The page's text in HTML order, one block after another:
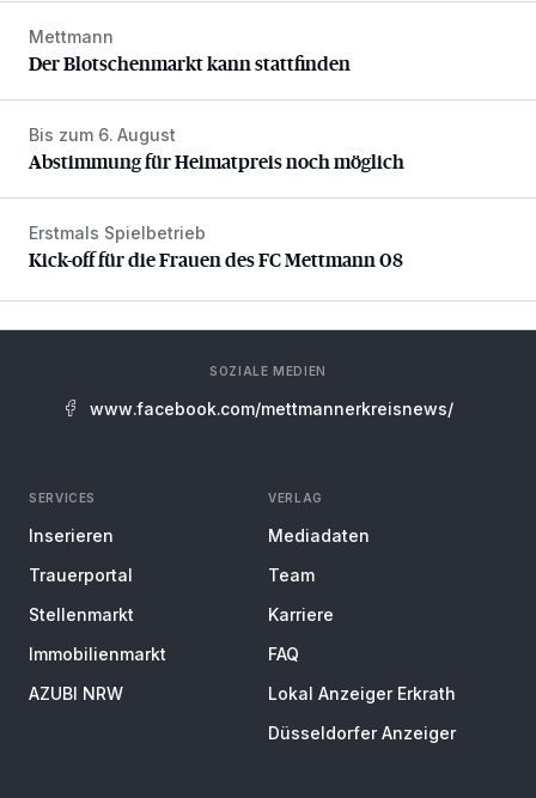
Der Blotschenmarkt kann stattfinden
Mettmann
Der Blotschenmarkt kann stattfinden
Abstimmung für Heimatpreis noch möglich
Bis zum 6. August
Abstimmung für Heimatpreis noch möglich
Kick-off für die Frauen des FC Mettmann 08
Erstmals Spielbetrieb
Kick-off für die Frauen des FC Mettmann 08
SOZIALE MEDIEN
www.facebook.com/mettmannerkreisnews/
SERVICES
Inserieren
Trauerportal
Stellenmarkt
Immobilienmarkt
AZUBI NRW
VERLAG
Mediadaten
Team
Karriere
FAQ
Lokal Anzeiger Erkrath
Düsseldorfer Anzeiger